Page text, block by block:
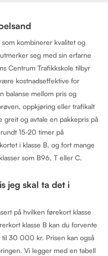
kombinerer kvalitet og
seg med sin erfarne
Centrum Trafikkskole tilbyr
kostnadseffektive for
balanse mellom pris og
oppkjøring eller trafikalt
og avtale en pakkepris på
15-20 timer på
i klasse B, og fort mange
som B96, T eller C.
jeg skal ta det i
på hvilken førekort klasse
klasse B kan du forvente
30 000 kr. Prisen kan også
Vi legger med en tabell